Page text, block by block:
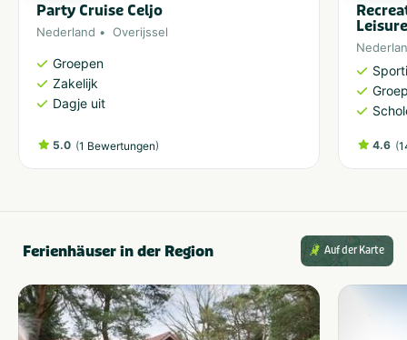
Party Cruise Celjo
Nederland Overijssel
Groepen
Zakelijk
Dagje uit
5.0 (1 Bewertungen) 4.6 (
Ferienhäuser in der Region Auf der Karte